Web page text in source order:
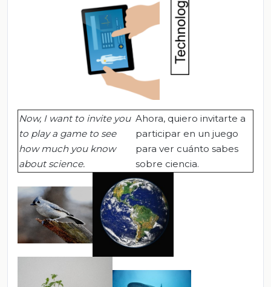
Now, I want to invite you
to play a game to see
how much you know
about science.
Ahora, quiero invitarte a
participar en un juego
para ver cuánto sabes
sobre ciencia.